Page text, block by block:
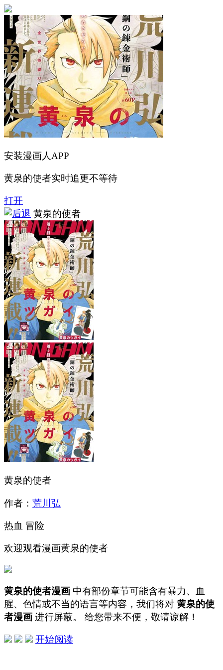
安装漫画人APP
黄泉的使者实时追更不等待
打开
黄泉的使者
黄泉的使者
作者： 荒川弘
热血 冒险
欢迎观看漫画黄泉的使者
黄泉的使者漫画 中有部份章节可能含有暴力、血
腥、色情或不当的语言等内容，我们将对 黄泉的使
者漫画 进行屏蔽。 给您带来不便，敬请谅解！
开始阅读